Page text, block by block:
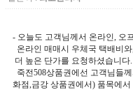
- 오늘도 고객님께서 온라인, 오
온라인 매매시 우체국 택배비
더 높은 단가를 요청하셨습니다.
죽전508상품권에선 고객님들
화점,금강 상품권에서) 품목에